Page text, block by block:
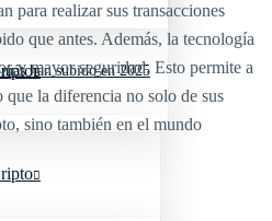
han subido en 2025
para realizar sus transacciones
que antes. Además, la tecnología
y mayor seguridad. Esto permite a
que la diferencia no solo de sus
sino también en el mundo